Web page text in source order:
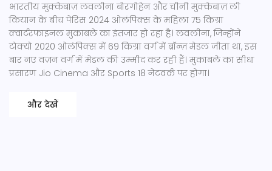
भारतीय मुक्केबाज़ लवलीना बोरगोहेन और चीनी मुक्केबाज़ ली
कियान के बीच पेरिस 2024 ओलंपिक्स के महिला 75 किग्रा
क्वार्टरफाइनल मुकाबले का इंतज़ार हो रहा है। लवलीना, जिन्होंने
टोक्यो 2020 ओलंपिक्स में 69 किग्रा वर्ग में ब्रॉन्ज़ मेडल जीता था, इस
बार नए वज़न वर्ग में मेडल की उम्मीद कर रही हैं। मुकाबले का सीधा
प्रसारण Jio Cinema और Sports 18 नेटवर्क पर होगा।
और देखें